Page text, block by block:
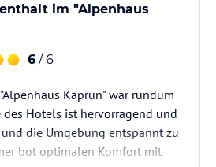
im "Alpenhaus
6 / 6
Kaprun" war rundum
Hotels ist hervorragend und
die Umgebung entspannt zu
bot optimalen Komfort mit